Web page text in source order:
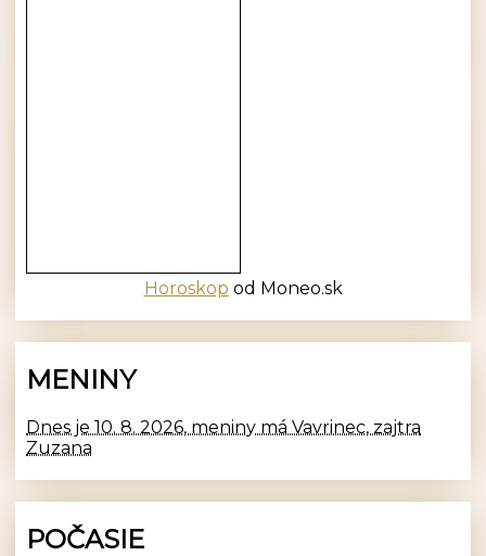
Horoskop od Moneo.sk
MENINY
Dnes je 10. 8. 2026, meniny má Vavrinec, zajtra
Zuzana
POČASIE